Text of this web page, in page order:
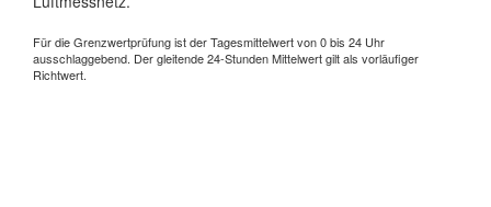
Für die Grenzwertprüfung ist der Tagesmittelwert von 0 bis 24 Uhr
ausschlaggebend. Der gleitende 24-Stunden Mittelwert gilt als vorläufiger
Richtwert.